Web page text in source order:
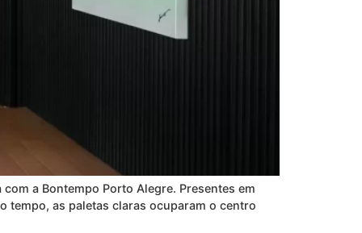
a Bontempo Porto Alegre. Presentes em
tempo, as paletas claras ocuparam o centro